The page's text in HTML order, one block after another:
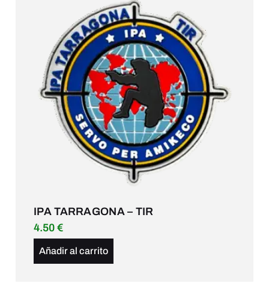
IPA TARRAGONA – TIR
4.50 €
Añadir al carrito